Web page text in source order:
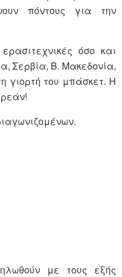
πόντους για την
όσο και
Σερβία, Β. Μακεδονία,
γιορτή του μπάσκετ. Η
με τους εξής